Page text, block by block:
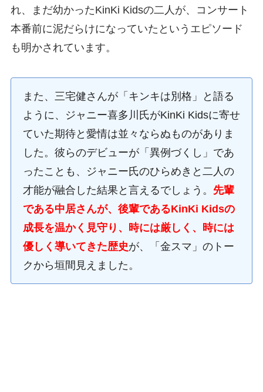
れ、まだ幼かったKinKi Kidsの二人が、コンサート
本番前に泥だらけになっていたというエピソード
も明かされています。
また、三宅健さんが「キンキは別格」と語る
ように、ジャニー喜多川氏がKinKi Kidsに寄せ
ていた期待と愛情は並々ならぬものがありま
した。彼らのデビューが「異例づくし」であ
ったことも、ジャニー氏のひらめきと二人の
才能が融合した結果と言えるでしょう。 先輩
である中居さんが、後輩であるKinKi Kidsの
成長を温かく見守り、時には厳しく、時には
優しく導いてきた歴史が、「金スマ」のトー
クから垣間見えました。